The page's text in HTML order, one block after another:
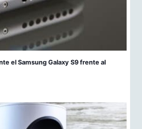
el Samsung Galaxy S9 frente al